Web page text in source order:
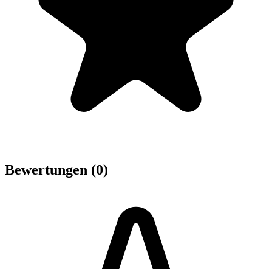
Bewertungen (0)